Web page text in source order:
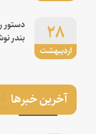
اردیبهشت
۲۸
دستور
بندر
آخرین خبرها